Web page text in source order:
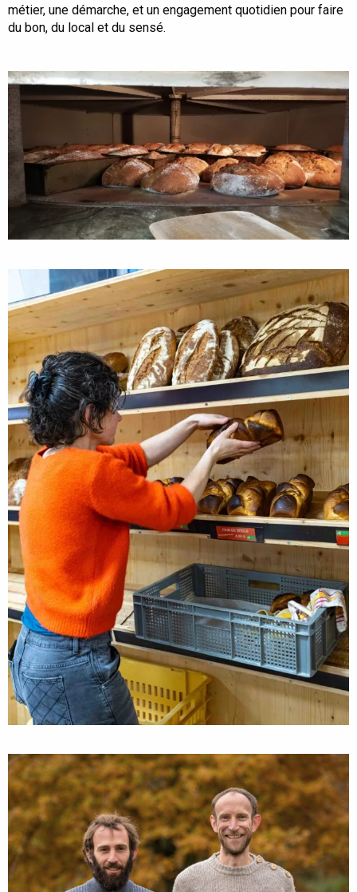
métier, une démarche, et un engagement quotidien pour faire
du bon, du local et du sensé.